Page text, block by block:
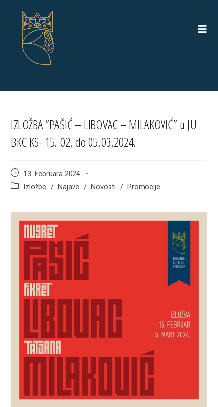
IZLOŽBA “PAŠIĆ – LIBOVAC – MILAKOVIĆ” u JU
BKC KS- 15. 02. do 05.03.2024.
Post
published:
13. Februara 2024.
PostIzložbe / Najave / Novosti / Promocije